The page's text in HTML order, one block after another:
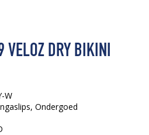
VELOZ DRY BIKINI
W
,Ondergoed